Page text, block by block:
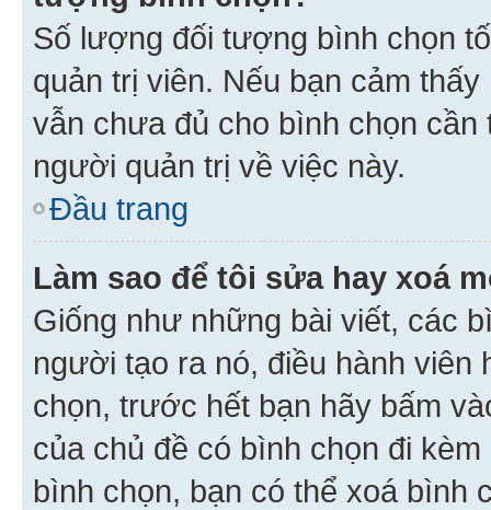
Số lượng đối tượng bình chọn
quản trị viên. Nếu bạn cảm
vẫn chưa đủ cho bình chọn
người quản trị về việc này.
Đầu trang
Làm sao để tôi sửa hay xoá
Giống như những bài viết, các
người tạo ra nó, điều hành
chọn, trước hết bạn hãy bấm
của chủ đề có bình chọn đi
bình chọn, bạn có thể xoá bình